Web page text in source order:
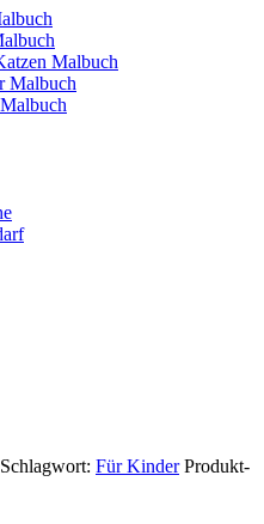
Malbuch
Malbuch
Schlagwort: Für Kinder Produkt-